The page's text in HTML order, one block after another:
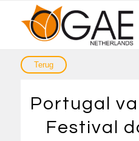
Portugal
Festival